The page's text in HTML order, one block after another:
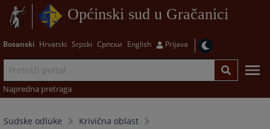
Općinski sud u Gračanici
Bosanski Hrvatski Srpski Српски English Prijava
Napredna pretraga
Sudske odluke
Krivična oblast